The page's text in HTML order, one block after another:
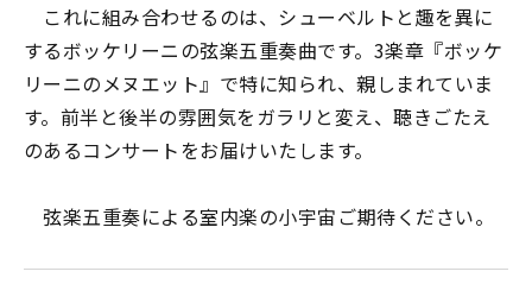
これに組み合わせるのは、シューベルトと趣を異に
するボッケリーニの弦楽五重奏曲です。3楽章『ボッケ
リーニのメヌエット』で特に知られ、親しまれていま
す。前半と後半の雰囲気をガラリと変え、聴きごたえ
のあるコンサートをお届けいたします。
弦楽五重奏による室内楽の小宇宙――ご期待ください。